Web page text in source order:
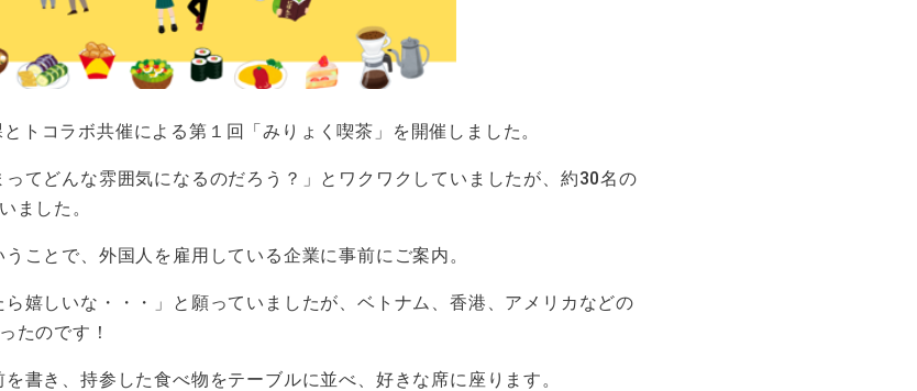
トコラボ共催による第１回「みりょく喫茶」を開催しました。
てどんな雰囲気になるのだろう？」とワクワクしていましたが、約30名の
ました。
うことで、外国人を雇用している企業に事前にご案内。
ら嬉しいな・・・」と願っていましたが、ベトナム、香港、アメリカなどの
たのです！
書き、持参した食べ物をテーブルに並べ、好きな席に座ります。